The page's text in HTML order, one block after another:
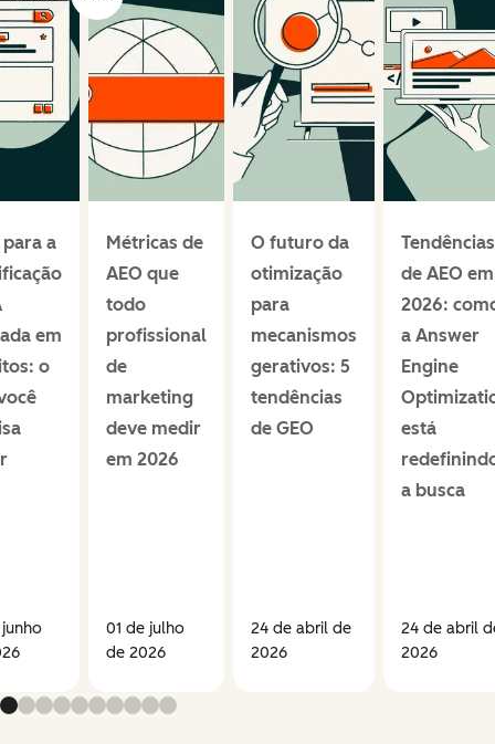
para a
em
o
junho
Métricas de
AEO que
todo
profissional
de
marketing
deve medir
em 2026
01 de julho
de 2026
O futuro da
otimização
para
mecanismos
gerativos: 5
tendências
de GEO
24 de abril de
2026
Tendências
de AEO em
2026:
a Answer
Engine
está
a busca
24 de abril
2026